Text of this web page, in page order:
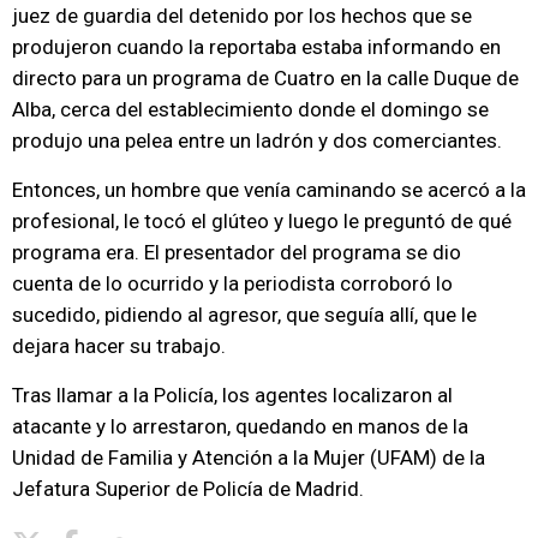
juez de guardia del detenido por los hechos que se
produjeron cuando la reportaba estaba informando en
directo para un programa de Cuatro en la calle Duque de
Alba, cerca del establecimiento donde el domingo se
produjo una pelea entre un ladrón y dos comerciantes.
Entonces, un hombre que venía caminando se acercó a la
profesional, le tocó el glúteo y luego le preguntó de qué
programa era. El presentador del programa se dio
cuenta de lo ocurrido y la periodista corroboró lo
sucedido, pidiendo al agresor, que seguía allí, que le
dejara hacer su trabajo.
Tras llamar a la Policía, los agentes localizaron al
atacante y lo arrestaron, quedando en manos de la
Unidad de Familia y Atención a la Mujer (UFAM) de la
Jefatura Superior de Policía de Madrid.